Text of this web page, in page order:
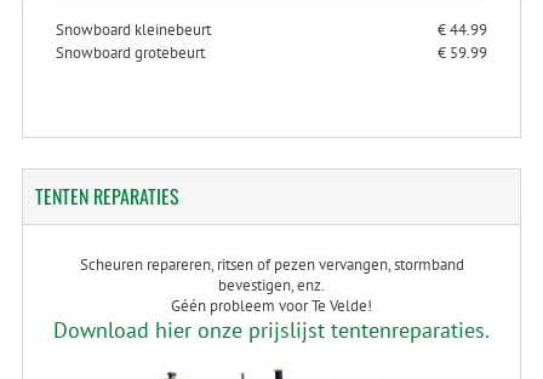
Snowboard kleinebeurt
€ 44.99
Snowboard grotebeurt
€ 59.99
TENTENREPARATIES
Scheuren repareren, ritsen of pezen vervangen, stormband
bevestigen, enz.
Géén probleem voor Te Velde!
Download hier onze prijslijst tentenreparaties.